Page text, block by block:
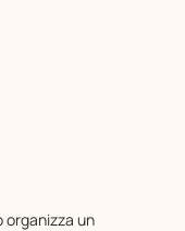
organizza un